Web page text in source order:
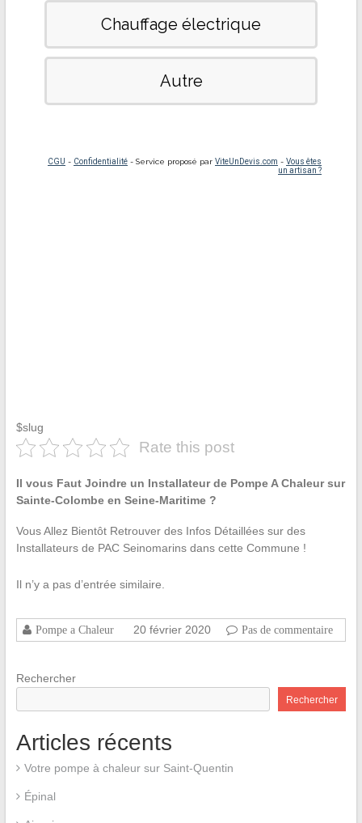
$slug
Rate this post
Il vous Faut Joindre un Installateur de Pompe A Chaleur sur
Sainte-Colombe en Seine-Maritime ?
Vous Allez Bientôt Retrouver des Infos Détaillées sur des
Installateurs de PAC Seinomarins dans cette Commune !
Il n’y a pas d’entrée similaire.
Pompe a Chaleur 20 février 2020 Pas de commentaire
Rechercher
Rechercher
Articles récents
Votre pompe à chaleur sur Saint-Quentin
Épinal